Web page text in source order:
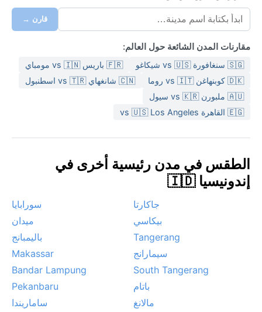
قارن →
مقارنات المدن الشائعة حول العالم:
🇸🇬 سنغافورة vs 🇺🇸 شيكاغو
🇫🇷 باريس vs 🇮🇳 مومباي
🇩🇰 كوبنهاغن vs 🇮🇹 روما
🇨🇳 شانغهاي vs 🇹🇷 اسطنبول
🇦🇺 ملبورن vs 🇰🇷 سيول
🇪🇬 القاهرة vs 🇺🇸 Los Angeles
الطقس في مدن رئيسية أخرى في
إندونيسيا 🇮🇩
جاكارتا
سورابايا
بيكاسي
ميدان
Tangerang
باليمبانج
سيمارانج
Makassar
South Tangerang
Bandar Lampung
باتام
Pekanbaru
مالانغ
ساماريندا